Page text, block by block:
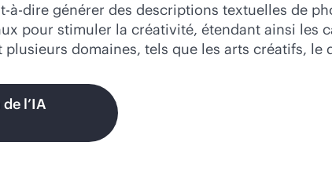
Acheter
à-dire générer des descriptions textuelles de
pour stimuler la créativité, étendant ainsi
domaines, tels que les arts créatifs, le
l’IA